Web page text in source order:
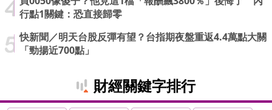
行點1關鍵：恐直接歸零
快新聞／明天台股反彈有望？台指期夜盤重返4.4萬點大關
「勁揚近700點」
財經關鍵字排行